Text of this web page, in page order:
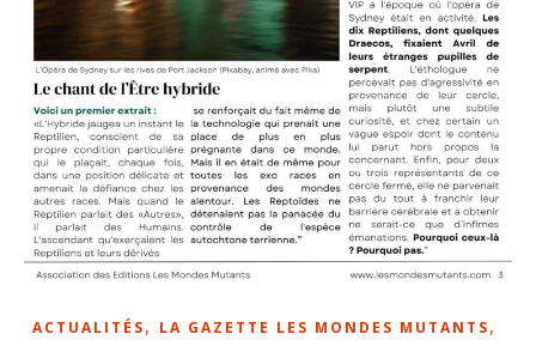
ACTUALITÉS, LA GAZETTE LES MONDES MUTANTS,